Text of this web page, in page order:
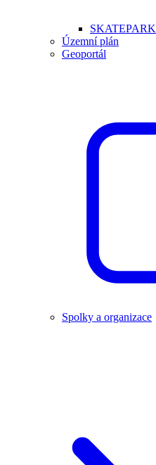
SKATEPARK
Územní plán
Geoportál
Spolky a organizace